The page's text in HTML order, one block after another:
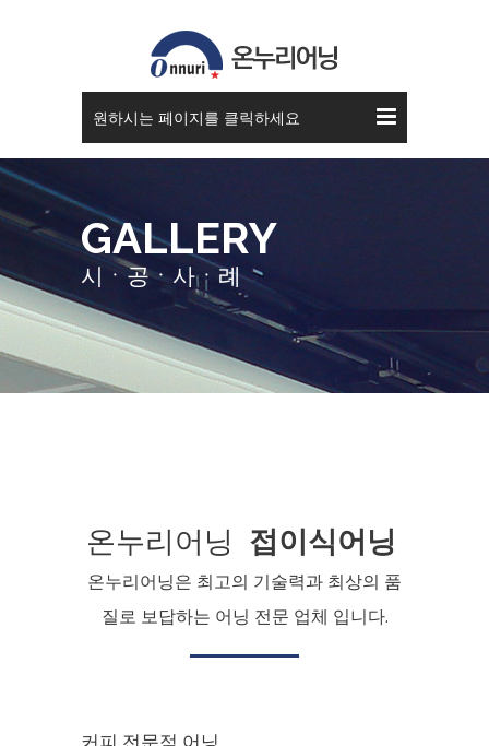
원하시는 페이지를 클릭하세요
GALLERY
시ㆍ공ㆍ사ㆍ례
온누리어닝 접이식어닝
온누리어닝은 최고의 기술력과 최상의 품
질로 보답하는 어닝 전문 업체 입니다.
커피 전문점 어닝